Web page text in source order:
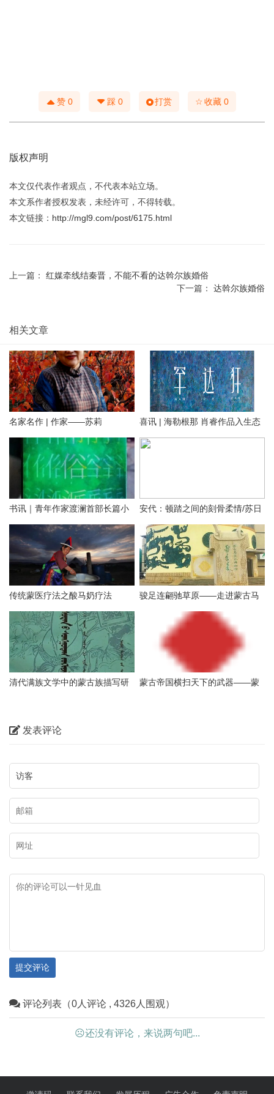
赞 0 踩 0 打赏 ☆收藏 0
版权声明
本文仅代表作者观点，不代表本站立场。
本文系作者授权发表，未经许可，不得转载。
本文链接： http://mgl9.com/post/6175.html
上一篇： 红媒牵线结秦晋，不能不看的达斡尔族婚俗
下一篇： 达斡尔族婚俗
相关文章
名家名作 | 作家——苏莉
喜讯 | 海勒根那 肖睿作品入生态
文学双年奖提名
书讯｜青年作家渡澜首部长篇小
说《常俗派》出版发行
安代：顿踏之间的刻骨柔情/苏日
塔拉图/
传统蒙医疗法之酸马奶疗法
骏足连翩驰草原——走进蒙古马
文化博物馆
清代满族文学中的蒙古族描写研
蒙古帝国横扫天下的武器——蒙
发表评论
提交评论
评论列表（0人评论 , 4326人围观）
☹还没有评论，来说两句吧...